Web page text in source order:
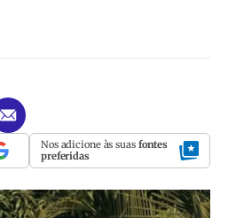
Nos adicione às suas fontes
preferidas